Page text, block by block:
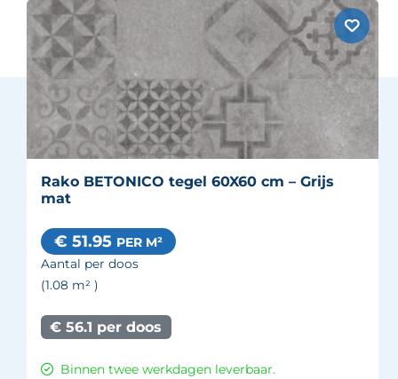
Rako BETONICO tegel 60X60 cm – Grijs
mat
€ 51.95 PER M²
Aantal per doos
(1.08 m² )
€ 56.1 per doos
Binnen twee werkdagen leverbaar.